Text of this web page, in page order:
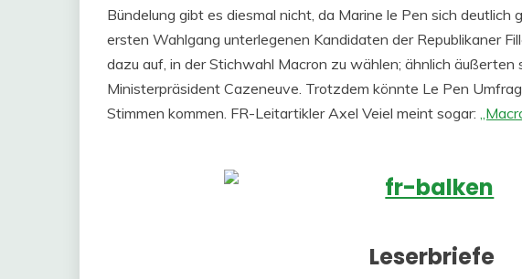
Bündelung gibt es diesmal nicht, da Marine le Pen sich deutlich
ersten Wahlgang unterlegenen Kandidaten der Republikaner
dazu auf, in der Stichwahl Macron zu wählen; ähnlich
Ministerpräsident Cazeneuve. Trotzdem könnte Le Pen
Stimmen kommen. FR-Leitartikler Axel Veiel meint sogar:
Leserbriefe